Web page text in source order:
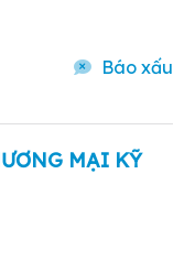
Báo xấu
MẠI KỸ